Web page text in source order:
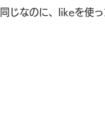
じなのに、likeを使